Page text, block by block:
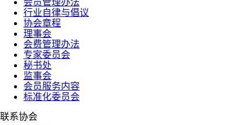
会员管理办法
行业自律与倡议
协会章程
理事会
会费管理办法
专家委员会
秘书处
监事会
会员服务内容
标准化委员会
联系协会